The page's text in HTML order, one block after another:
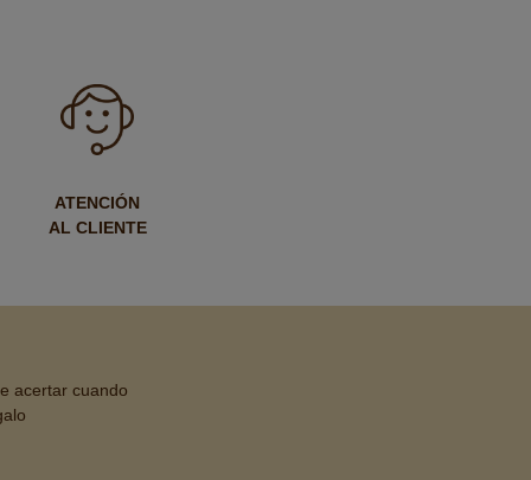
ATENCIÓN
AL CLIENTE
acertar cuando